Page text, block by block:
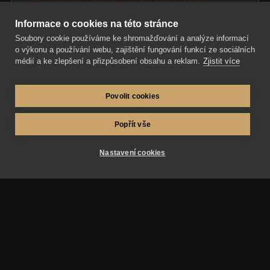
lepší fotografie ze svateb, plesů i
společenských akcí.
Přečíst článek
Informace o cookies na této stránce
Soubory cookie používáme ke shromažďování a analýze informací
o výkonu a používání webu, zajištění fungování funkcí ze sociálních
médií a ke zlepšení a přizpůsobení obsahu a reklam. Zjistit více
Povolit cookies
Popřít vše
Nastavení cookies